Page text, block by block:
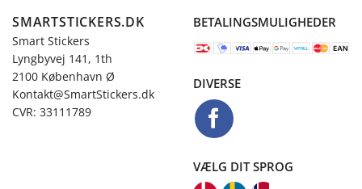
SMARTSTICKERS.DK
Smart Stickers
Lyngbyvej 141, 1th
2100 København Ø
Kontakt@SmartStickers.dk
CVR: 33111789
BETALINGSMULIGHEDER
DIVERSE
VÆLG DIT SPROG